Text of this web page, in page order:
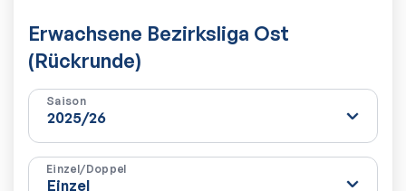
Erwachsene Bezirksliga Ost
(Rückrunde)
Saison
Einzel/Doppel